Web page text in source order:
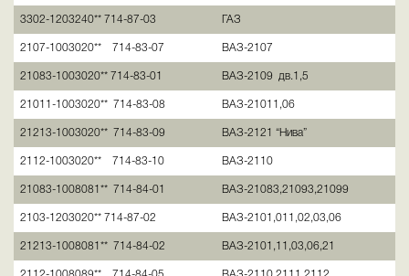
3302-1203240** 714-87-03 ГАЗ
2107-1003020** 714-83-07 ВАЗ-2107
21083-1003020** 714-83-01 ВАЗ-2109 дв.1,5
21011-1003020** 714-83-08 ВАЗ-21011,06
21213-1003020** 714-83-09 ВАЗ-2121 “Нива”
2112-1003020** 714-83-10 ВАЗ-2110
21083-1008081** 714-84-01 ВАЗ-21083,21093,21099
2103-1203020** 714-87-02 ВАЗ-2101,011,02,03,06
21213-1008081** 714-84-02 ВАЗ-2101,11,03,06,21